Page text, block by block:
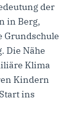
der
in Berg,
Grund­schu­le
Die Nähe
Kli­ma
Kin­dern
ins